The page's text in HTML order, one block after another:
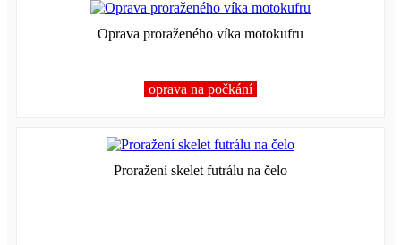
Oprava proraženého víka motokufru
oprava na počkání
Proražení skelet futrálu na čelo